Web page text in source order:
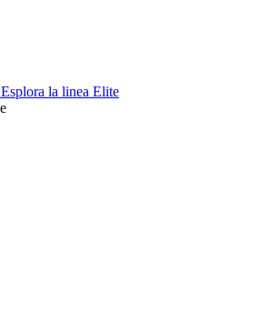
Esplora la linea Elite